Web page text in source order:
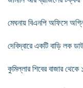
মেঘনায় বিএনপি অফিসে
দেবিদ্বারে একটি বাড়ি লক
কুমিল্লার শিবের বাজার